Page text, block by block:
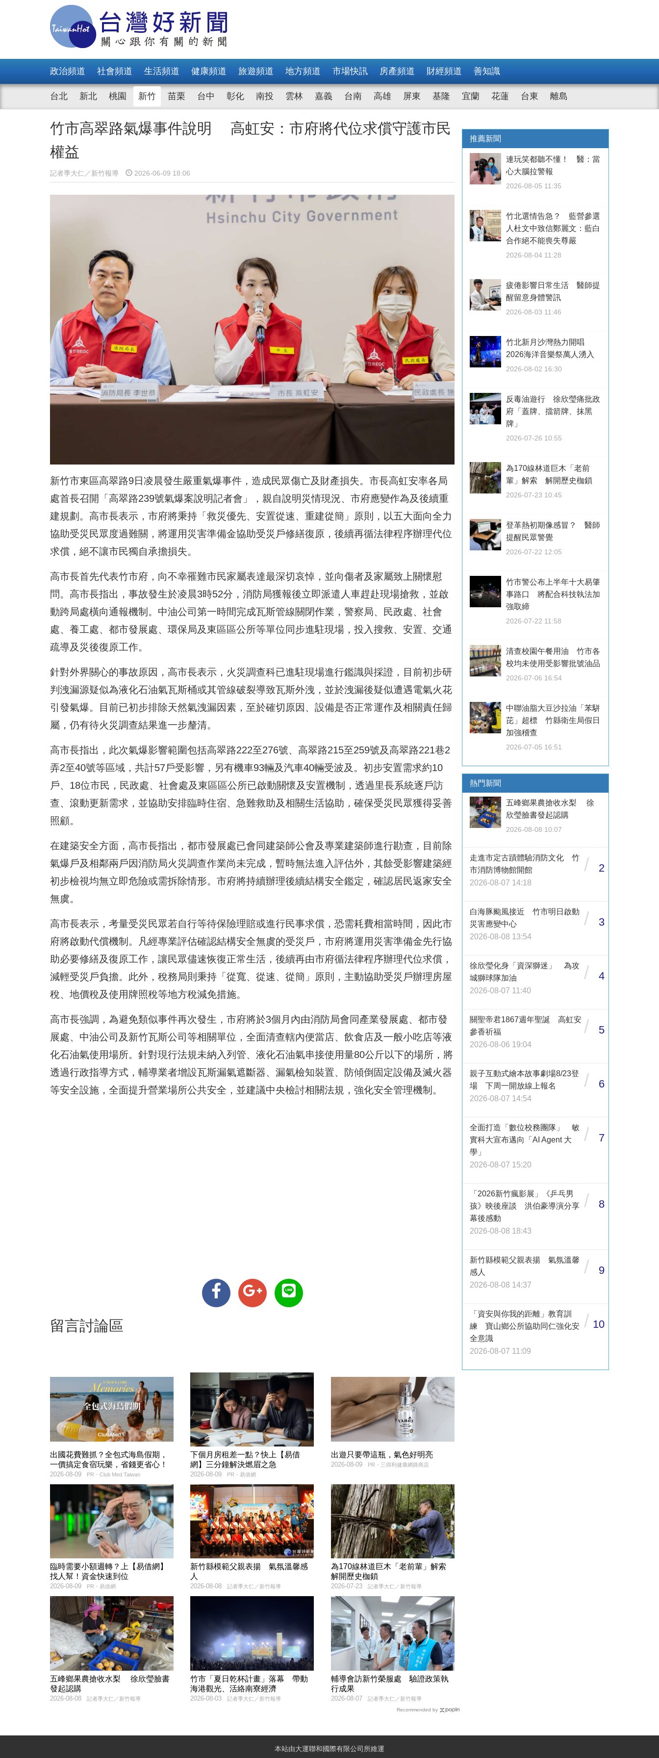
政治頻道 社會頻道 生活頻道 健康頻道 旅遊頻道 地方頻道 市場快訊 房產頻道 財經頻道 善知識
台北 新北 桃園 新竹 苗栗 台中 彰化 南投 雲林 嘉義 台南 高雄 屏東 基隆 宜蘭 花蓮 台東 離島
竹市高翠路氣爆事件說明 高虹安：市府將代位求償守護市民
權益
記者季大仁／新竹報導 2026-06-09 18:06
新竹市東區高翠路9日凌晨發生嚴重氣爆事件，造成民眾傷亡及財產損失。市長高虹安率各局
處首長召開「高翠路239號氣爆案說明記者會」，親自說明災情現況、市府應變作為及後續重
建規劃。高市長表示，市府將秉持「救災優先、安置從速、重建從簡」原則，以五大面向全力
協助受災民眾度過難關，將運用災害準備金協助受災戶修繕復原，後續再循法律程序辦理代位
求償，絕不讓市民獨自承擔損失。
高市長首先代表竹市府，向不幸罹難市民家屬表達最深切哀悼，並向傷者及家屬致上關懷慰
問。高市長指出，事故發生於凌晨3時52分，消防局獲報後立即派遣人車趕赴現場搶救，並啟
動跨局處橫向通報機制。中油公司第一時間完成瓦斯管線關閉作業，警察局、民政處、社會
處、養工處、都市發展處、環保局及東區區公所等單位同步進駐現場，投入搜救、安置、交通
疏導及災後復原工作。
針對外界關心的事故原因，高市長表示，火災調查科已進駐現場進行鑑識與採證，目前初步研
判洩漏源疑似為液化石油氣瓦斯桶或其管線破裂導致瓦斯外洩，並於洩漏後疑似遭遇電氣火花
引發氣爆。目前已初步排除天然氣洩漏因素，至於確切原因、設備是否正常運作及相關責任歸
屬，仍有待火災調查結果進一步釐清。
高市長指出，此次氣爆影響範圍包括高翠路222至276號、高翠路215至259號及高翠路221巷2
弄2至40號等區域，共計57戶受影響，另有機車93輛及汽車40輛受波及。初步安置需求約10
戶、18位市民，民政處、社會處及東區區公所已啟動關懷及安置機制，透過里長系統逐戶訪
查、滾動更新需求，並協助安排臨時住宿、急難救助及相關生活協助，確保受災民眾獲得妥善
照顧。
在建築安全方面，高市長指出，都市發展處已會同建築師公會及專業建築師進行勘查，目前除
氣爆戶及相鄰兩戶因消防局火災調查作業尚未完成，暫時無法進入評估外，其餘受影響建築經
初步檢視均無立即危險或需拆除情形。市府將持續辦理後續結構安全鑑定，確認居民返家安全
無虞。
高市長表示，考量受災民眾若自行等待保險理賠或進行民事求償，恐需耗費相當時間，因此市
府將啟動代償機制。凡經專業評估確認結構安全無虞的受災戶，市府將運用災害準備金先行協
助必要修繕及復原工作，讓民眾儘速恢復正常生活，後續再由市府循法律程序辦理代位求償，
減輕受災戶負擔。此外，稅務局則秉持「從寬、從速、從簡」原則，主動協助受災戶辦理房屋
稅、地價稅及使用牌照稅等地方稅減免措施。
高市長強調，為避免類似事件再次發生，市府將於3個月內由消防局會同產業發展處、都市發
展處、中油公司及新竹瓦斯公司等相關單位，全面清查轄內便當店、飲食店及一般小吃店等液
化石油氣使用場所。針對現行法規未納入列管、液化石油氣串接使用量80公斤以下的場所，將
透過行政指導方式，輔導業者增設瓦斯漏氣遮斷器、漏氣檢知裝置、防傾倒固定設備及滅火器
等安全設施，全面提升營業場所公共安全，並建議中央檢討相關法規，強化安全管理機制。
留言討論區
出國花費難抓？全包式海島假期，
一價搞定食宿玩樂，省錢更省心！
PR・Club Med Taiwan
2026-08-09
下個月房租差一點？快上【易借
網】三分鐘解決燃眉之急
PR・易借網
2026-08-09
出遊只要帶這瓶，氣色好明亮
PR・三得利健康網路商店
2026-08-09
臨時需要小額週轉？上【易借網】
找人幫！資金快速到位
PR・易借網
2026-08-09
新竹縣模範父親表揚 氣氛溫馨感
人
記者季大仁／新竹報導
2026-08-08
為170線林道巨木「老前輩」解索
解開歷史枷鎖
記者季大仁／新竹報導
2026-07-23
五峰鄉果農搶收水梨 徐欣瑩臉書
發起認購
記者季大仁／新竹報導
2026-08-08
竹市「夏日乾杯計畫」落幕 帶動
海港觀光、活絡南寮經濟
記者季大仁／新竹報導
2026-08-03
輔導會訪新竹榮服處 驗證政策執
行成果
記者季大仁／新竹報導
2026-08-07
Recommended by
推薦新聞
連玩笑都聽不懂！ 醫：當
心大腦拉警報
2026-08-05 11:35
竹北選情告急？ 藍營參選
人杜文中致信鄭麗文：藍白
合作絕不能喪失尊嚴
2026-08-04 11:28
疲倦影響日常生活 醫師提
醒留意身體警訊
2026-08-03 11:46
竹北新月沙灣熱力開唱
2026海洋音樂祭萬人湧入
2026-08-02 16:30
反毒油遊行 徐欣瑩痛批政
府「蓋牌、擋箭牌、抹黑
牌」
2026-07-26 10:55
為170線林道巨木「老前
輩」解索 解開歷史枷鎖
2026-07-23 10:45
登革熱初期像感冒？ 醫師
提醒民眾警覺
2026-07-22 12:05
竹市警公布上半年十大易肇
事路口 將配合科技執法加
強取締
2026-07-22 11:58
清查校園午餐用油 竹市各
校均未使用受影響批號油品
2026-07-06 16:54
中聯油脂大豆沙拉油「苯駢
芘」超標 竹縣衛生局假日
加強稽查
2026-07-05 16:51
熱門新聞
五峰鄉果農搶收水梨 徐
欣瑩臉書發起認購
2026-08-08 10:07
走進市定古蹟體驗消防文化 竹
市消防博物館開館
2026-08-07 14:18
/ 2
白海豚颱風接近 竹市明日啟動
災害應變中心
2026-08-08 13:54
/ 3
徐欣瑩化身「資深獅迷」 為攻
城獅球隊加油
2026-08-07 11:40
/ 4
關聖帝君1867週年聖誕 高虹安
參香祈福
2026-08-06 19:04
/ 5
親子互動式繪本故事劇場8/23登
場 下周一開放線上報名
2026-08-07 14:54
/ 6
全面打造「數位校務團隊」 敏
實科大宣布邁向「AI Agent 大
學」
2026-08-07 15:20
/ 7
「2026新竹瘋影展」《乒乓男
孩》映後座談 洪伯豪導演分享
幕後感動
2026-08-08 18:43
/ 8
新竹縣模範父親表揚 氣氛溫馨
感人
2026-08-08 14:37
/ 9
「資安與你我的距離」教育訓
練 寶山鄉公所協助同仁強化安
全意識
2026-08-07 11:09
/ 10
本站由大運聯和國際有限公司所維運